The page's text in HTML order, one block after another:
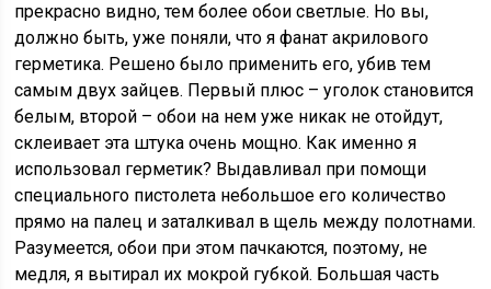
прекрасно видно, тем более обои светлые. Но вы,
должно быть, уже поняли, что я фанат акрилового
герметика. Решено было применить его, убив тем
самым двух зайцев. Первый плюс – уголок становится
белым, второй – обои на нем уже никак не отойдут,
склеивает эта штука очень мощно. Как именно я
использовал герметик? Выдавливал при помощи
специального пистолета небольшое его количество
прямо на палец и заталкивал в щель между полотнами.
Разумеется, обои при этом пачкаются, поэтому, не
медля, я вытирал их мокрой губкой. Большая часть